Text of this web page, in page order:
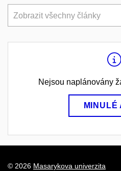
Zobrazit všechny články
Nejsou naplánovány
MINULÉ
© 2026 Masarykova univerzita